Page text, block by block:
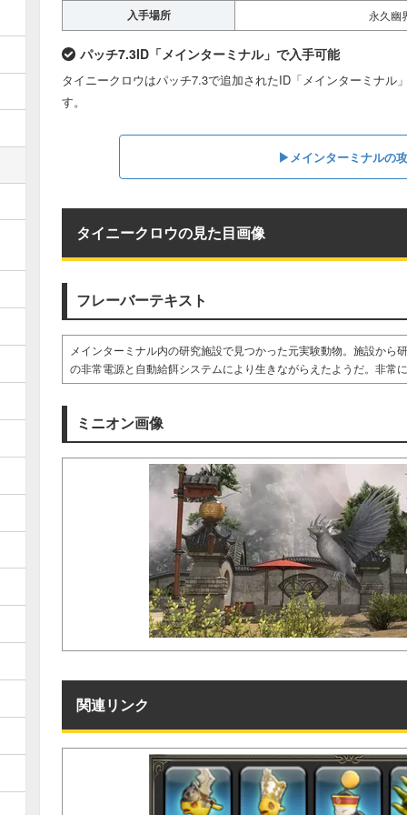
入手場所 永久幽
パッチ7.3ID「メインターミナル」で入手可能
タイニークロウはパッチ7.3で追加されたID「メインターミナル
す。
▶︎メインターミナルの
タイニークロウの見た目画像
フレーバーテキスト
メインターミナル内の研究施設で見つかった元実験動物。施設から
の非常電源と自動給餌システムにより生きながらえたようだ。非常
ミニオン画像
関連リンク